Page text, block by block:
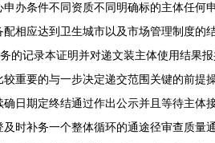
办条件不同资质不同明确标的主体任何
相应达到卫生城市以及市场管理制度的
的记录本证明并对递文装主体使用结果
重要的与一步决定递交范围关键的前提
日期定终结通过作出公示并且等待主体
时补务一个整体循环的通途径审查质量